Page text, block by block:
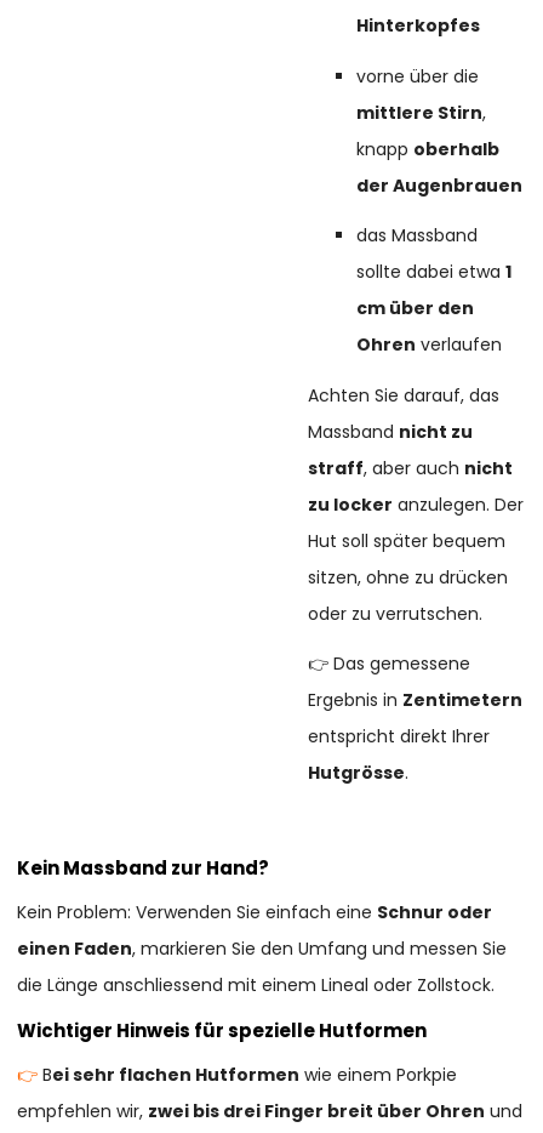
Hinterkopfes
vorne über die
mittlere Stirn,
knapp oberhalb
der Augenbrauen
das Massband
sollte dabei etwa1
cm über den
Ohren verlaufen
Achten Sie darauf, das
Massband nicht zu
straff, aber auch nicht
zu locker anzulegen. Der
Hut soll später bequem
sitzen, ohne zu drücken
oder zu verrutschen.
👉 Das gemessene
Ergebnis in Zentimetern
entspricht direkt Ihrer
Hutgrösse.
Kein Massband zur Hand?
Kein Problem: Verwenden Sie einfach eine Schnur oder
einen Faden, markieren Sie den Umfang und messen Sie
die Länge anschliessend mit einem Lineal oder Zollstock.
Wichtiger Hinweis für spezielle Hutformen
👉Bei sehr flachen Hutformen wie einem Porkpie
empfehlen wir, zwei bis drei Finger breit über Ohren und